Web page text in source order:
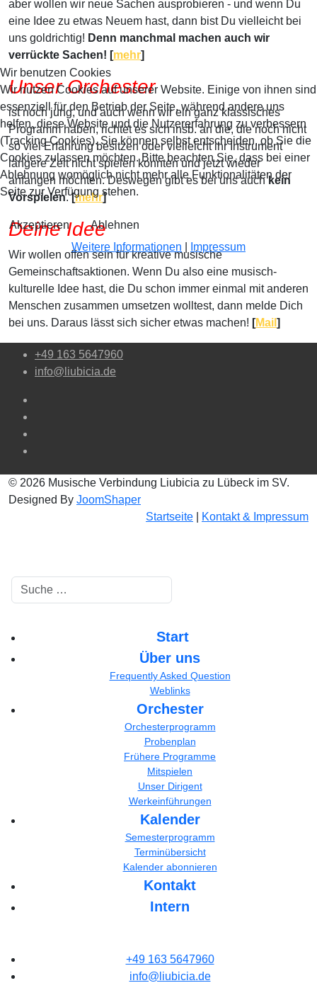
aber wollen wir neue Sachen ausprobieren - und wenn Du
eine Idee zu etwas Neuem hast, dann bist Du vielleicht bei
uns goldrichtig! Denn manchmal machen auch wir
verrückte Sachen! [mehr]
Unser Orchester
ist noch jung, und auch wenn wir ein ganz klassisches
Programm haben, richtet es sich insb. an die, die noch nicht
so viel Erfahrung besitzen oder vielleicht ihr Instrument
längere Zeit nicht spielen konnten und jetzt wieder
anfangen möchten. Deswegen gibt es bei uns auchkein
Vorspielen.[mehr]
Deine Idee
Wir wollen offen sein für kreative musische
Gemeinschaftsaktionen. Wenn Du also eine musisch-
kulturelle Idee hast, die Du schon immer einmal mit anderen
Menschen zusammen umsetzen wolltest, dann melde Dich
bei uns. Daraus lässt sich sicher etwas machen! [Mail ]
+49 163 5647960
info@liubicia.de
© 2026 Musische Verbindung Liubicia zu Lübeck im SV.
Designed By JoomShaper
Startseite
Kontakt & Impressum
Suchen
Start
Über uns
Frequently Asked Question
Weblinks
Orchester
Orchesterprogramm
Probenplan
Frühere Programme
Mitspielen
Unser Dirigent
Werkeinführungen
Kalender
Semesterprogramm
Terminübersicht
Kalender abonnieren
Kontakt
Intern
+49 163 5647960
info@liubicia.de
Wir benutzen Cookies
Wir nutzen Cookies auf unserer Website. Einige von ihnen sind
essenziell für den Betrieb der Seite, während andere uns
helfen, diese Website und die Nutzererfahrung zu verbessern
(Tracking Cookies). Sie können selbst entscheiden, ob Sie die
Cookies zulassen möchten. Bitte beachten Sie, dass bei einer
Ablehnung womöglich nicht mehr alle Funktionalitäten der
Seite zur Verfügung stehen.
Akzeptieren
Ablehnen
Weitere Informationen
Impressum